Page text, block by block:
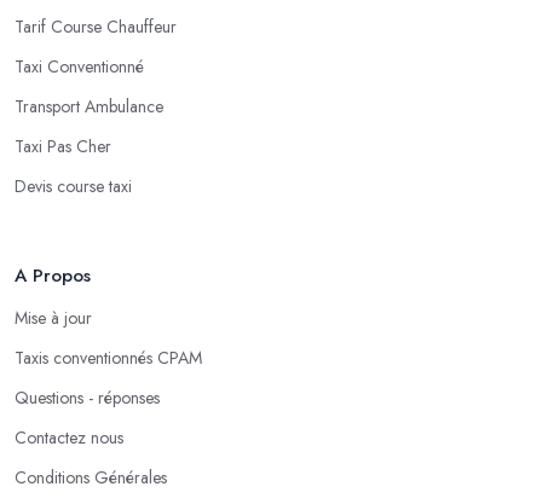
Tarif Course Chauffeur
Taxi Conventionné
Transport Ambulance
Taxi Pas Cher
Devis course taxi
A Propos
Mise à jour
Taxis conventionnés CPAM
Questions - réponses
Contactez nous
Conditions Générales